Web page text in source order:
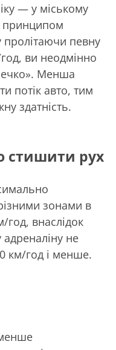
— у міському
принципом
пролітаючи певну
ви неодмінно
Менша
потік авто, тим
здатність.
стишити рух
зонами в
год, внаслідок
адреналіну не
км/год і менше.